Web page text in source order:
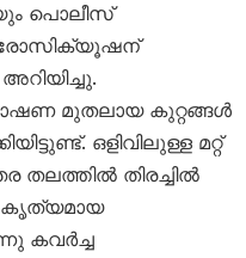
പൊലീസ്
മുതലായ കുറ്റങ്ങൾ
ഒളിവിലുള്ള മറ്റ്
തലത്തിൽ തിരച്ചിൽ
കൃത്യമായ
കവർച്ച